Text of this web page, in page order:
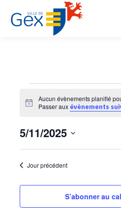
Évènements
for
5
novembre
Notice
Aucun évènements planifié
Passer aux évènements
5/11/2025
Sélectionnez
uneJour précédent
S’abonner au